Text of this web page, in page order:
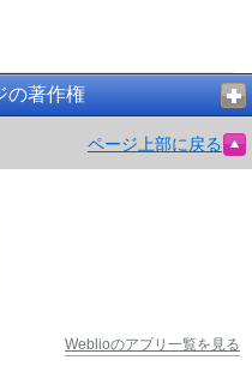
の著作権
ページ上部に戻る
Weblioのアプリ一覧を見る